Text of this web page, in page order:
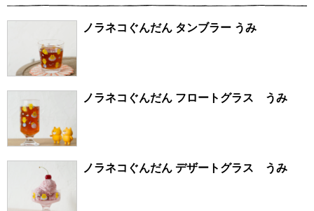
ノラネコぐんだん タンブラー うみ
ノラネコぐんだん フロートグラス うみ
ノラネコぐんだん デザートグラス うみ